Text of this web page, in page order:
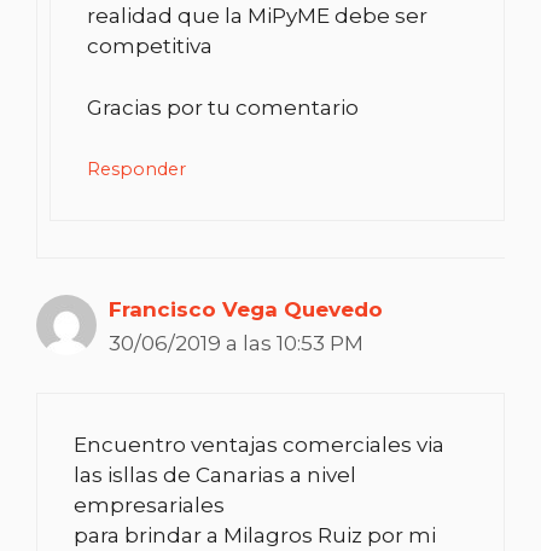
realidad que la MiPyME debe ser
competitiva
Gracias por tu comentario
Responder
Francisco Vega Quevedo
30/06/2019 a las 10:53 PM
Encuentro ventajas comerciales via
las isllas de Canarias a nivel
empresariales
para brindar a Milagros Ruiz por mi